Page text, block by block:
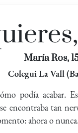
María Ros,
Colegui La Vall
podía acabar.
encontraba tan
ahora o nunca.